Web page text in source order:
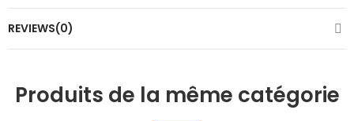
REVIEWS(0)
Produits de la même catégorie